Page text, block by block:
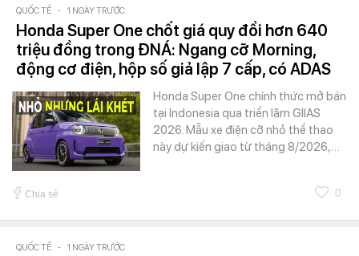
QUỐC TẾ - 1 NGÀY TRƯỚC
Honda Super One chốt giá quy đổi hơn 640
triệu đồng trong ĐNÁ: Ngang cỡ Morning,
động cơ điện, hộp số giả lập 7 cấp, có ADAS
Honda Super One chính thức mở bán
tại Indonesia qua triển lãm GIIAS
2026. Mẫu xe điện cỡ nhỏ thể thao
này dự kiến giao từ tháng 8/2026,…
Chia sẻ 0
QUỐC TẾ - 1 NGÀY TRƯỚC